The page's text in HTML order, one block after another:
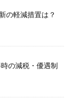
の軽減措置は？
の減税・優遇制